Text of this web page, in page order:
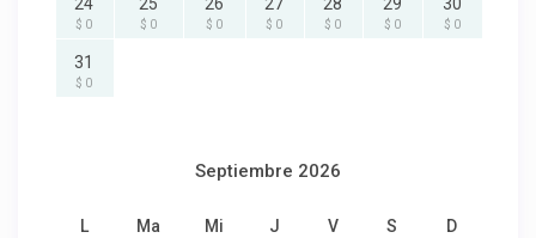
$ 0 $ 0 $ 0 $ 0 $ 0 $ 0 $ 0
31
$ 0
Septiembre 2026
L Ma Mi J V S D